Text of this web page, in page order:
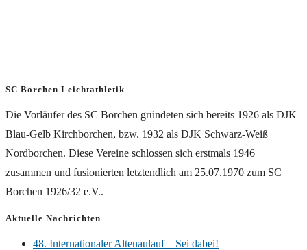
SC Borchen Leichtathletik
Die Vorläufer des SC Borchen gründeten sich bereits 1926 als DJK
Blau-Gelb Kirchborchen, bzw. 1932 als DJK Schwarz-Weiß
Nordborchen. Diese Vereine schlossen sich erstmals 1946
zusammen und fusionierten letztendlich am 25.07.1970 zum SC
Borchen 1926/32 e.V..
Aktuelle Nachrichten
48. Internationaler Altenaulauf – Sei dabei!